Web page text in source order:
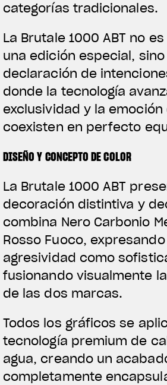
categorías tradicionales.
La Brutale 1000 ABT no
una edición especial, sino
declaración de
donde la tecnología
exclusividad y la emoción
coexisten en perfecto
DISEÑO Y CONCEPTO DE COLOR
La Brutale 1000 ABT
decoración distintiva y
combina Nero Carbonio
Rosso Fuoco,
agresividad como
fusionando visualmente
de las dos marcas.
Todos los gráficos se
tecnología premium de
agua, creando un
completamente